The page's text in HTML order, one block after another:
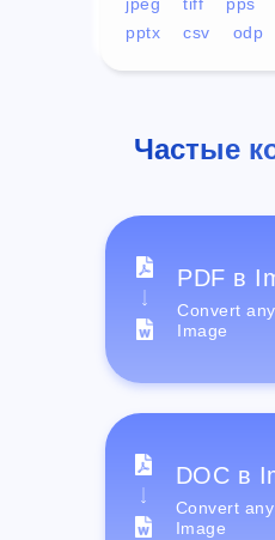
pptx
csv odp
Частые
PDF в
Convert
Image
DOC в
Convert
Image